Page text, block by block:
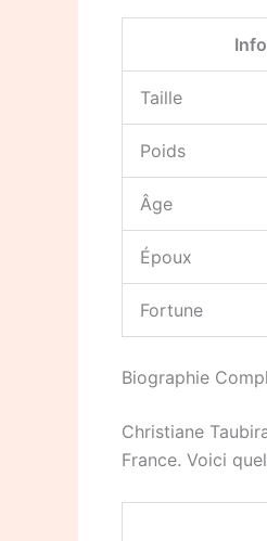
Taille
Poids
Âge
Époux
Fortune
Biographie
Christiane
France. Voici